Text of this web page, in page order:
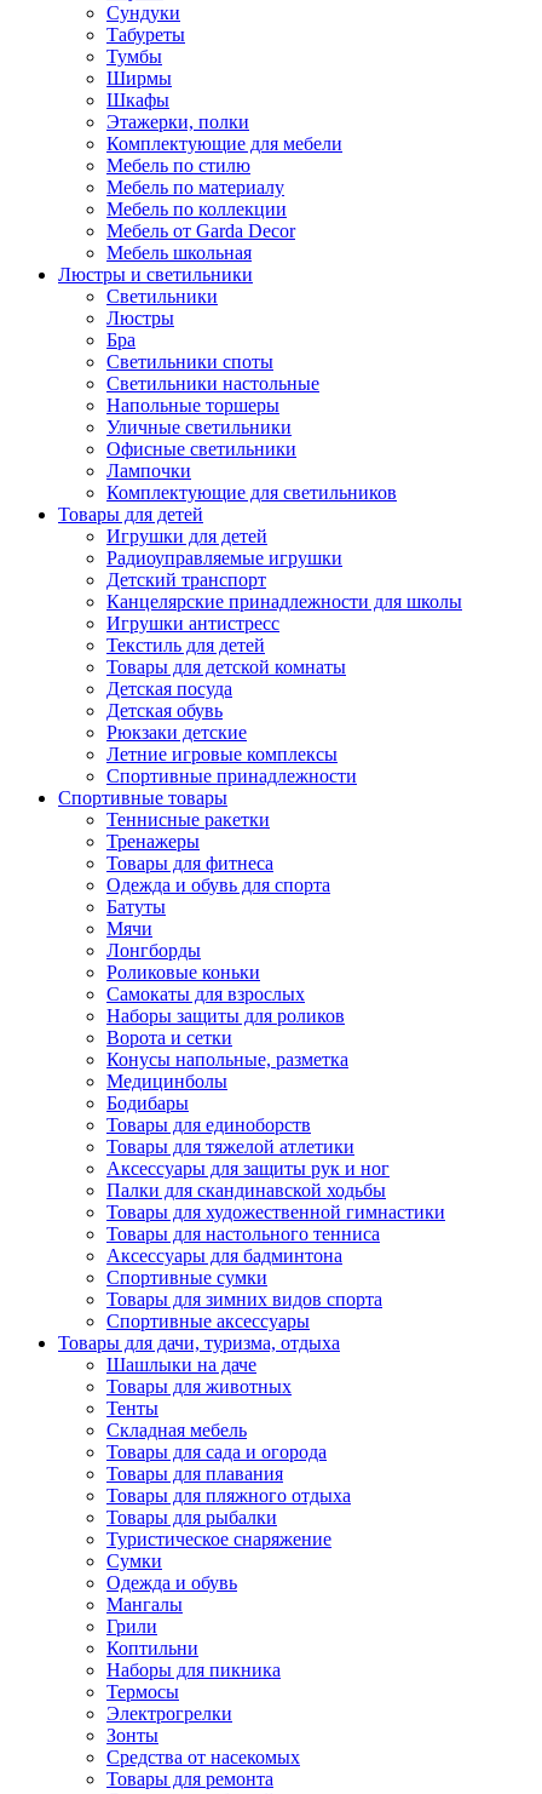
Сундуки
Табуреты
Тумбы
Ширмы
Шкафы
Этажерки, полки
Комплектующие для мебели
Мебель по стилю
Мебель по материалу
Мебель по коллекции
Мебель от Garda Decor
Мебель школьная
Люстры и светильники
Светильники
Люстры
Бра
Светильники споты
Светильники настольные
Напольные торшеры
Уличные светильники
Офисные светильники
Лампочки
Комплектующие для светильников
Товары для детей
Игрушки для детей
Радиоуправляемые игрушки
Детский транспорт
Канцелярские принадлежности для школы
Игрушки антистресс
Текстиль для детей
Товары для детской комнаты
Детская посуда
Детская обувь
Рюкзаки детские
Летние игровые комплексы
Спортивные принадлежности
Спортивные товары
Теннисные ракетки
Тренажеры
Товары для фитнеса
Одежда и обувь для спорта
Батуты
Мячи
Лонгборды
Роликовые коньки
Самокаты для взрослых
Наборы защиты для роликов
Ворота и сетки
Конусы напольные, разметка
Медицинболы
Бодибары
Товары для единоборств
Товары для тяжелой атлетики
Аксессуары для защиты рук и ног
Палки для скандинавской ходьбы
Товары для художественной гимнастики
Товары для настольного тенниса
Аксессуары для бадминтона
Спортивные сумки
Товары для зимних видов спорта
Спортивные аксессуары
Товары для дачи, туризма, отдыха
Шашлыки на даче
Товары для животных
Тенты
Складная мебель
Товары для сада и огорода
Товары для плавания
Товары для пляжного отдыха
Товары для рыбалки
Туристическое снаряжение
Сумки
Одежда и обувь
Мангалы
Грили
Коптильни
Наборы для пикника
Термосы
Электрогрелки
Зонты
Средства от насекомых
Товары для ремонта